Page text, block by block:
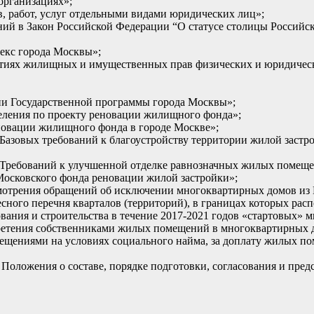
услуг отдельными видами юридических лиц»;
в Закон Российской Федерации “О статусе столицы
города Москвы»;
жилищных и имущественных прав физических и
Государственной программы города Москвы»;
по проекту реновации жилищного фонда»;
жилищного фонда в городе Москве»;
требований к благоустройству территории жилой
к улучшенной отделке равнозначных жилых
фонда реновации жилой застройки»;
обращений об исключении многоквартирных домов
перечня кварталов (территорий), в границах которых
и строительства в течение 2017-2021 годов «стартовых»
собственниками жилых помещений в
на условиях социального найма, за доплату жилых
о составе, порядке подготовки, согласования и